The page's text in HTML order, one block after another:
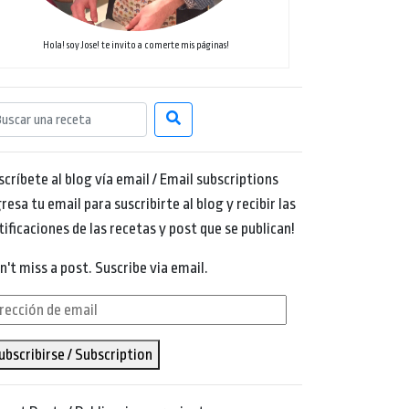
Hola! soy Jose! te invito a comerte mis páginas!
al blog vía email / Email subscriptions
tu email para suscribirte al blog y recibir las
de las recetas y post que se publican!
miss a post. Suscribe via email.
/ Subscription